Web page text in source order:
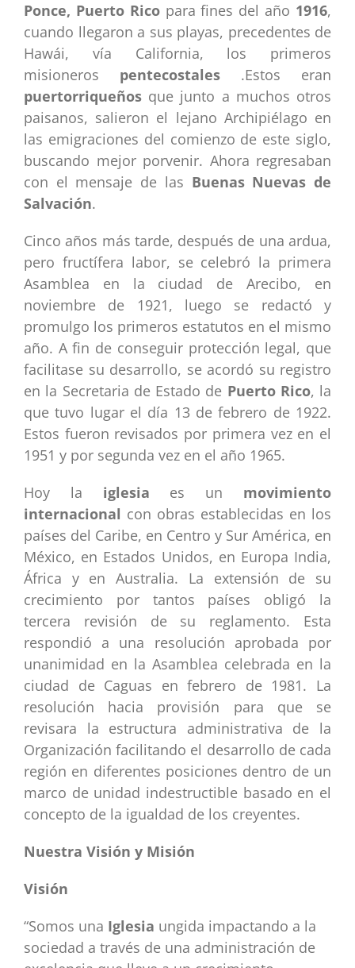
Ponce, Puerto Ricopara fines del año 1916,
cuando llegaron a sus playas, precedentes de
Hawái, vía California, los primeros
misioneros pentecostales .Estos eran
puertorriqueños que junto a muchos otros
paisanos, salieron el lejano Archipiélago en
las emigraciones del comienzo de este siglo,
buscando mejor porvenir. Ahora regresaban
con el mensaje de las Buenas Nuevas de
Salvación.
Cinco años más tarde, después de una ardua,
pero fructífera labor, se celebró la primera
Asamblea en la ciudad de Arecibo, en
noviembre de 1921, luego se redactó y
promulgo los primeros estatutos en el mismo
año. A fin de conseguir protección legal, que
facilitase su desarrollo, se acordó su registro
en la Secretaria de Estado de Puerto Rico, la
que tuvo lugar el día 13 de febrero de 1922.
Estos fueron revisados por primera vez en el
1951 y por segunda vez en el año 1965.
Hoy la iglesia es un movimiento
internacional con obras establecidas en los
países del Caribe, en Centro y Sur América, en
México, en Estados Unidos, en Europa India,
África y en Australia. La extensión de su
crecimiento por tantos países obligó la
tercera revisión de su reglamento. Esta
respondió a una resolución aprobada por
unanimidad en la Asamblea celebrada en la
ciudad de Caguas en febrero de 1981. La
resolución hacia provisión para que se
revisara la estructura administrativa de la
Organización facilitando el desarrollo de cada
región en diferentes posiciones dentro de un
marco de unidad indestructible basado en el
concepto de la igualdad de los creyentes.
Nuestra Visión y Misión
Visión
“Somos una Iglesia ungida impactando a la
sociedad a través de una administración de